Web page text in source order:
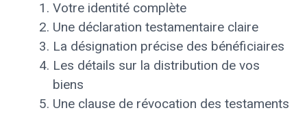
Votre identité complète
Une déclaration testamentaire claire
La désignation précise des bénéficiaires
Les détails sur la distribution de vos
biens
Une clause de révocation des testaments